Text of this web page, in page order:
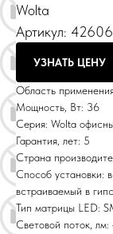
Wolta
Артикул:
УЗНАТЬ ЦЕНУ
Область
Мощность, Вт: 36
Серия: Wolta
Гарантия, лет: 5
Страна
Способ установки:
встраиваемый в
Тип матрицы LED:
Световой поток,